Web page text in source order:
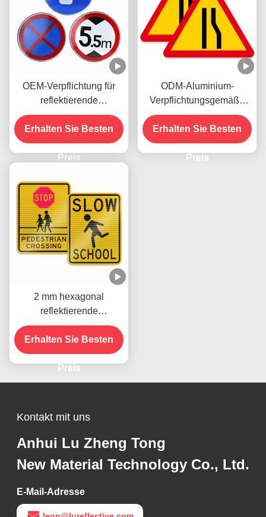
OEM-Verpflichtung für
reflektierende
Verkehrsschilder
Geschwindigkeitsbegrenzung
für die
Straßenverkehrssicherheitswarnung
Erhalten Sie Besten
Preis
ODM-Aluminium-
Verpflichtungsgemäße
Straßenschilder für
Fahrzeuge, die gedruckt
werden können
Erhalten Sie Besten
Preis
2 mm hexagonal
reflektierende
Verkehrsschilder
Straßenverkehrssicherheit
Pflichtzeichen
Erhalten Sie Besten
Preis
Kontakt mit uns
Anhui Lu Zheng Tong
New Material Technology Co., Ltd.
E-Mail-Adresse